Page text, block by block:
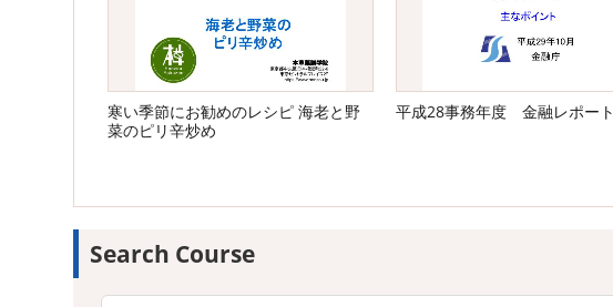
寒い季節にお勧めのレシピ 海老と野
菜のピリ辛炒め
平成28事務年度 金融レポート
Search Course